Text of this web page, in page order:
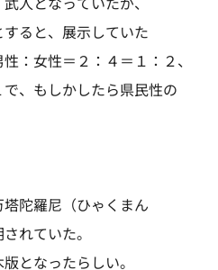
ると、展示していた
：女性＝２：４＝１：２、
、もしかしたら県民性の
陀羅尼（ひゃくまん
れていた。
となったらしい。